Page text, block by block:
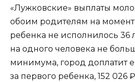
«Лужковские» выплаты
обоим родителям на
ребенка не исполнилось 36
на одного человека не
минимума, город доплатит
за первого ребенка, 152 026